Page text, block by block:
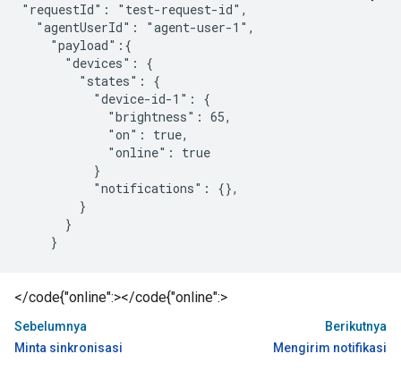
"requestId": "test-request-id",
  "agentUserId": "agent-user-1",
    "payload":{
      "devices": {
        "states": {
          "device-id-1": {
            "brightness": 65,
            "on": true,
            "online": true
          }
          "notifications": {},
        }
      }
    }
</code{"online":></code{"online":>
Sebelumnya
Minta sinkronisasi
Berikutnya
Mengirim notifikasi